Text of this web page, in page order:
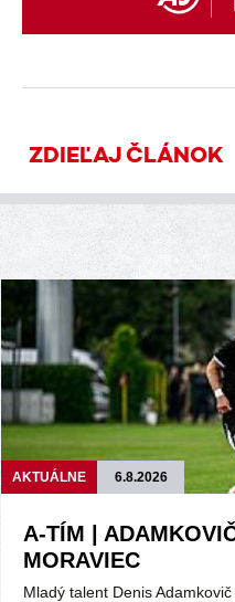
ZDIEĽAJ ČLÁNOK
AKTUÁLNE 6.8.2026
A-TÍM |
MORAVIEC
Mladý talent Denis